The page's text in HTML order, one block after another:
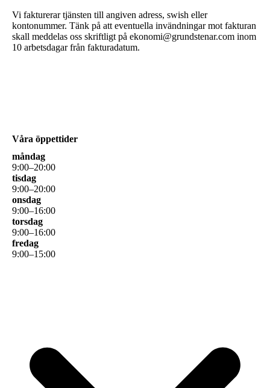
Vi fakturerar tjänsten till angiven adress, swish eller
kontonummer. Tänk på att eventuella invändningar mot fakturan
skall meddelas oss skriftligt på ekonomi@grundstenar.com inom
10 arbetsdagar från fakturadatum.
Våra öppettider
måndag
9:00–20:00
tisdag
9:00–20:00
onsdag
9:00–16:00
torsdag
9:00–16:00
fredag
9:00–15:00